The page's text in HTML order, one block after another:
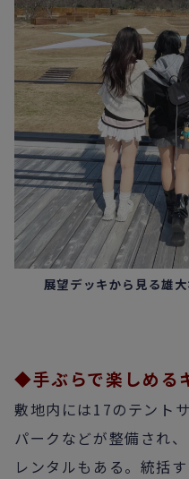
展望デッキから見る雄
◆手ぶらで楽しめる
敷地内には17のテント
パークなどが整備され
レンタルもある。統括